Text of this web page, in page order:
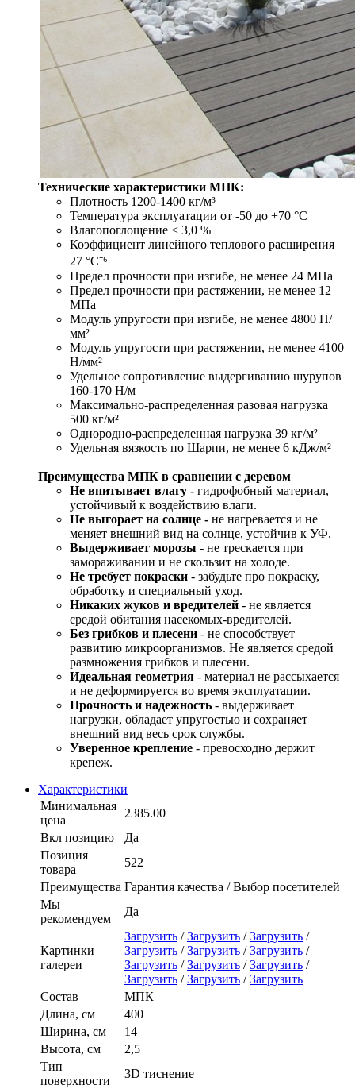
Технические характеристики МПК:
Плотность 1200-1400 кг/м³
Температура эксплуатации от -50 до +70 °С
Влагопоглощение < 3,0 %
Коэффициент линейного теплового расширения
27 °С⁻⁶
Предел прочности при изгибе, не менее 24 МПа
Предел прочности при растяжении, не менее 12
МПа
Модуль упругости при изгибе, не менее 4800 Н/
мм²
Модуль упругости при растяжении, не менее 4100
Н/мм²
Удельное сопротивление выдергиванию шурупов
160-170 Н/м
Максимально-распределенная разовая нагрузка
500 кг/м²
Однородно-распределенная нагрузка 39 кг/м²
Удельная вязкость по Шарпи, не менее 6 кДж/м²
Преимущества МПК в сравнении с деревом
Не впитывает влагу - гидрофобный материал,
устойчивый к воздействию влаги.
Не выгорает на солнце - не нагревается и не
меняет внешний вид на солнце, устойчив к УФ.
Выдерживает морозы - не трескается при
замораживании и не скользит на холоде.
Не требует покраски - забудьте про покраску,
обработку и специальный уход.
Никаких жуков и вредителей - не является
средой обитания насекомых-вредителей.
Без грибков и плесени - не способствует
развитию микроорганизмов. Не является средой
размножения грибков и плесени.
Идеальная геометрия - материал не рассыхается
и не деформируется во время эксплуатации.
Прочность и надежность - выдерживает
нагрузки, обладает упругостью и сохраняет
внешний вид весь срок службы.
Уверенное крепление - превосходно держит
крепеж.
Характеристики
Минимальная
цена
2385.00
Вкл позицию
Да
Позиция
товара
522
Преимущества Гарантия качества / Выбор посетителей
Мы
рекомендуем
Да
Картинки
галереи
Загрузить /Загрузить /Загрузить /
Загрузить /Загрузить /Загрузить /
Загрузить /Загрузить /Загрузить /
Загрузить /Загрузить /Загрузить
Состав
МПК
Длина, см
400
Ширина, см
14
Высота, см
2,5
Тип
поверхности
3D тиснение